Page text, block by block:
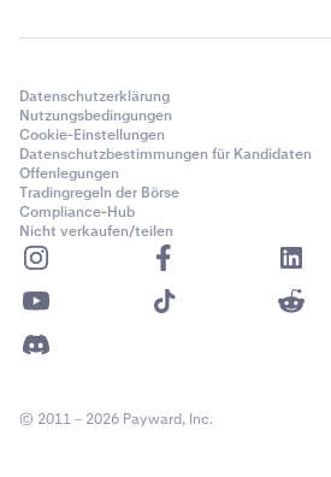
Datenschutzerklärung
Nutzungsbedingungen
Cookie-Einstellungen
Datenschutzbestimmungen für Kandidaten
Offenlegungen
Tradingregeln der Börse
Compliance-Hub
Nicht verkaufen/teilen
© 2011 – 2026 Payward, Inc.